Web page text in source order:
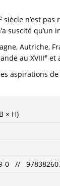
siècle n’est
suscité
Autriche,
au XVIIIe et
aspirations
× H)
0 //